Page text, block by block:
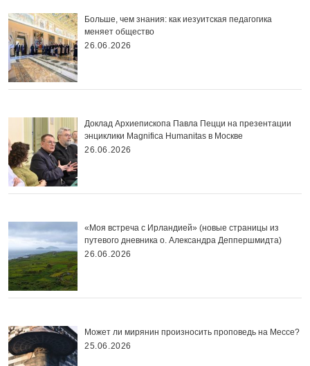
Больше, чем знания: как иезуитская педагогика
меняет общество
26.06.2026
Доклад Архиепископа Павла Пецци на презентации
энциклики Magnifica Нumanitas в Москве
26.06.2026
«Моя встреча с Ирландией» (новые страницы из
путевого дневника о. Александра Деппершмидта)
26.06.2026
Может ли мирянин произносить проповедь на Мессе?
25.06.2026